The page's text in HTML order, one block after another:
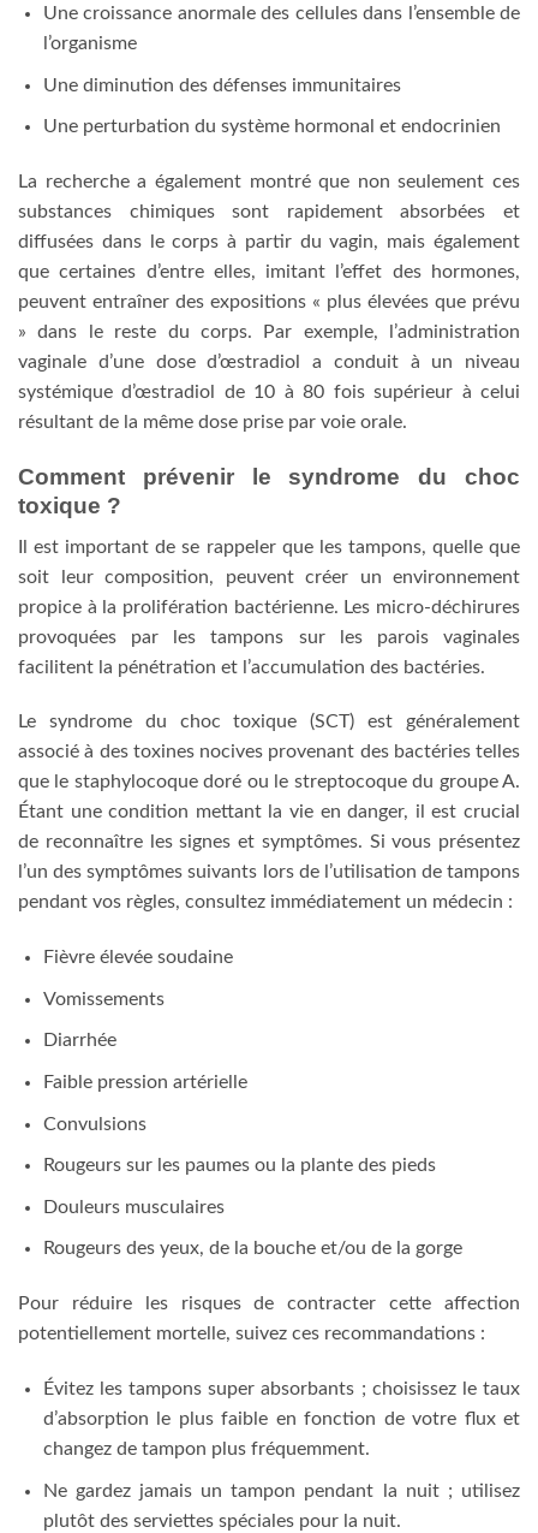
Une croissance anormale des cellules dans l’ensemble de
l’organisme
Une diminution des défenses immunitaires
Une perturbation du système hormonal et endocrinien
La recherche a également montré que non seulement ces
substances chimiques sont rapidement absorbées et
diffusées dans le corps à partir du vagin, mais également
que certaines d’entre elles, imitant l’effet des hormones,
peuvent entraîner des expositions « plus élevées que prévu
» dans le reste du corps. Par exemple, l’administration
vaginale d’une dose d’œstradiol a conduit à un niveau
systémique d’œstradiol de 10 à 80 fois supérieur à celui
résultant de la même dose prise par voie orale.
Comment prévenir le syndrome du choc
toxique ?
Il est important de se rappeler que les tampons, quelle que
soit leur composition, peuvent créer un environnement
propice à la prolifération bactérienne. Les micro-déchirures
provoquées par les tampons sur les parois vaginales
facilitent la pénétration et l’accumulation des bactéries.
Le syndrome du choc toxique (SCT) est généralement
associé à des toxines nocives provenant des bactéries telles
que le staphylocoque doré ou le streptocoque du groupe A.
Étant une condition mettant la vie en danger, il est crucial
de reconnaître les signes et symptômes. Si vous présentez
l’un des symptômes suivants lors de l’utilisation de tampons
pendant vos règles, consultez immédiatement un médecin :
Fièvre élevée soudaine
Vomissements
Diarrhée
Faible pression artérielle
Convulsions
Rougeurs sur les paumes ou la plante des pieds
Douleurs musculaires
Rougeurs des yeux, de la bouche et/ou de la gorge
Pour réduire les risques de contracter cette affection
potentiellement mortelle, suivez ces recommandations :
Évitez les tampons super absorbants ; choisissez le taux
d’absorption le plus faible en fonction de votre flux et
changez de tampon plus fréquemment.
Ne gardez jamais un tampon pendant la nuit ; utilisez
plutôt des serviettes spéciales pour la nuit.